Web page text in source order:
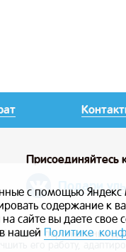
Присоединяйтесь
Подари
персональные
его работу,
с помощью
содержание к
сайте вы даете свое
нашей Политике